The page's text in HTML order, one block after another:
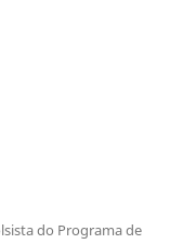
do Programa de